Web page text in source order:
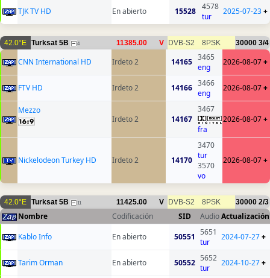
TJK TV HD En abierto 15528 4578
tur
2025-07-23+
42.0°E Turksat 5B 4 11385.00 V DVB-S2 8PSK 30000 3/4
CNN International HD Irdeto 2 14165 3465
eng
2026-08-07+
FTV HD Irdeto 2 14166 3466
eng
2026-08-07+
Mezzo
Irdeto 2
14167
3467
fra
2026-08-07+
Nickelodeon Turkey HD Irdeto 2 14170
3470
tur
3570
vo
2026-08-07+
42.0°E Turksat 5B 11 11425.00 V DVB-S2 8PSK 30000 2/3
Nombre Codificación SID AudioActualización
Kablo Info
En abierto 50551 5651
tur
2024-07-27+
Tarim Orman En abierto 50552 5652
tur
2024-10-27+